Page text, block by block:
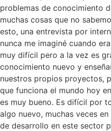
problemas de conocimiento
muchas cosas que no
esto, una entrevista por
nunca me imaginé cuando
muy difícil pero a la vez es
conocimiento nuevo y
nuestros propios proyectos,
que funciona el mundo hoy
es muy bueno. Es difícil por
algo nuevo, muchas veces
de desarrollo en este sector